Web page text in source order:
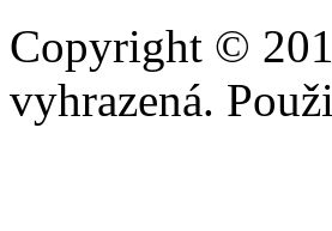
Copyright ©
vyhrazená.